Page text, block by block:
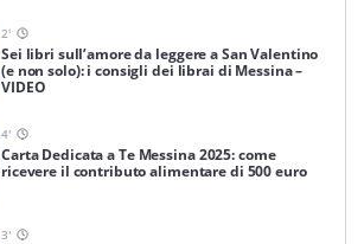
2'
Sei libri sull’amore da leggere a San Valentino
(e non solo): i consigli dei librai di Messina –
VIDEO
4'
Carta Dedicata a Te Messina 2025: come
ricevere il contributo alimentare di 500 euro
3'